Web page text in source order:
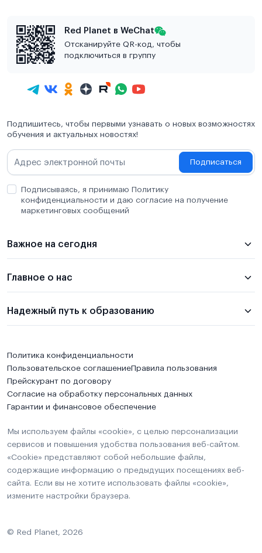
Red Planet в WeChat
Отсканируйте QR-код, чтобы
подключиться в группу
Подпишитесь, чтобы первыми узнавать о новых возможностях
обучения и актуальных новостях!
Подписаться
Подписываясь, я принимаю Политику
конфиденциальности и даю согласие на получение
маркетинговых сообщений
Важное на сегодня
Главное о нас
Надежный путь к образованию
Политика конфиденциальности
Пользовательское соглашениеПравила пользования
Прейскурант по договору
Согласие на обработку персональных данных
Гарантии и финансовое обеспечение
Мы используем файлы «cookie», с целью персонализации
сервисов и повышения удобства пользования веб-сайтом.
«Cookie» представляют собой небольшие файлы,
содержащие информацию о предыдущих посещениях веб-
сайта. Если вы не хотите использовать файлы «cookie»,
измените настройки браузера.
© Red Planet, 2026